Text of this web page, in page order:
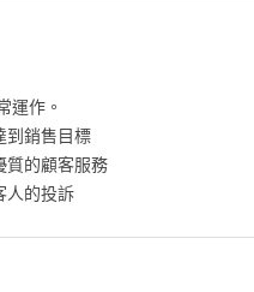
運作。
到銷售目標
質的顧客服務
人的投訴